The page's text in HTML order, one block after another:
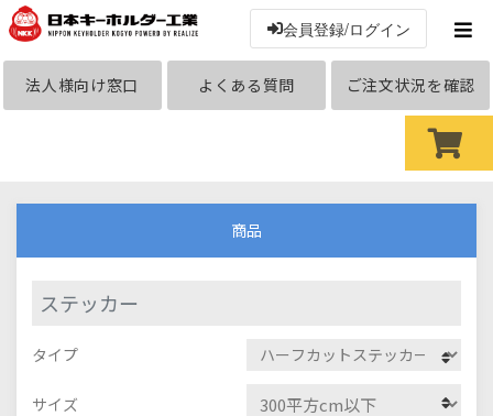
会員登録/ログイン
法人様向け窓口 よくある質問 ご注文状況を確認
商品
ステッカー
タイプ
サイズ